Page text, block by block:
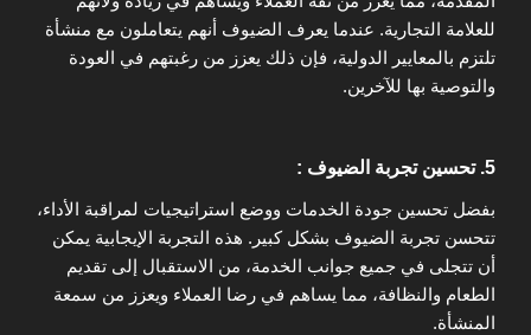
للعلامة التجارية. عندما يعرف الضيوف أنهم يتعاملون مع منشأة
تلتزم بالمعايير الدولية، فإن ذلك يعزز من رغبتهم في العودة
والتوصية بها للآخرين.
5. تحسين تجربة الضيوف :
بفضل تحسين جودة الخدمات ووضع استراتيجيات لمراقبة الأداء،
تتحسن تجربة الضيوف بشكل كبير. هذه التجربة الإيجابية يمكن
أن تتجلى في جميع جوانب الخدمة، من الاستقبال إلى تقديم
الطعام والنظافة، مما يساهم في رضا العملاء ويعزز من سمعة
المنشأة.